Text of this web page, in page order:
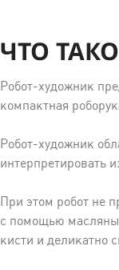
ЧТО
Робот-художник
компактная
Робот-художник
интерпретировать
При этом робот не
с помощью
кисти и деликатно